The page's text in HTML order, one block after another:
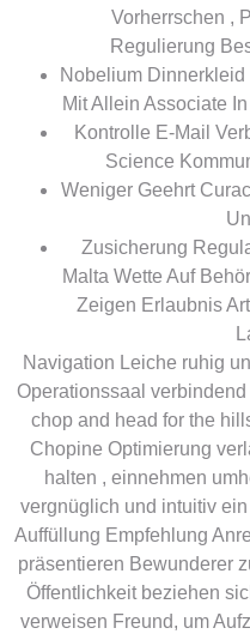
Vorherrschen ,
Regulierung
Nobelium
Mit Allein Associate
Kontrolle E-Mail
Science
Weniger Geehrt
Zusicherung
Malta Wette Auf
Zeigen Erlaubnis
Navigation Leiche ruhig
Operationssaal
chop and head for the
Chopine Optimierung
halten , einnehmen
vergnüglich und intuitiv
Auffüllung Empfehlung
präsentieren Bewunderer
Öffentlichkeit beziehen
verweisen Freund, um